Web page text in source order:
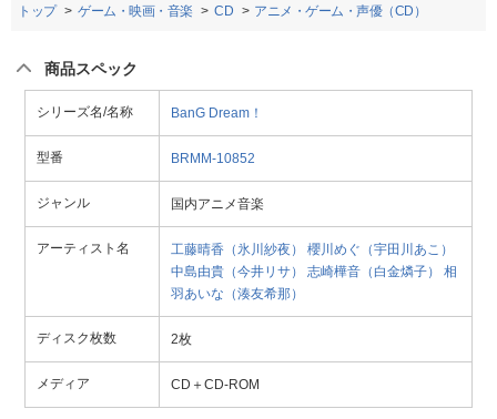
トップ ゲーム・映画・音楽 CD アニメ・ゲーム・声優（CD）
商品スペック
シリーズ名/名称 BanG Dream！
型番 BRMM-10852
ジャンル 国内アニメ音楽
アーティスト名 工藤晴香（氷川紗夜）
櫻川めぐ（宇田川あこ）
中島由貴（今井リサ）
志崎樺音（白金燐子）
相
羽あいな（湊友希那）
ディスク枚数 2枚
メディア CD＋CD-ROM